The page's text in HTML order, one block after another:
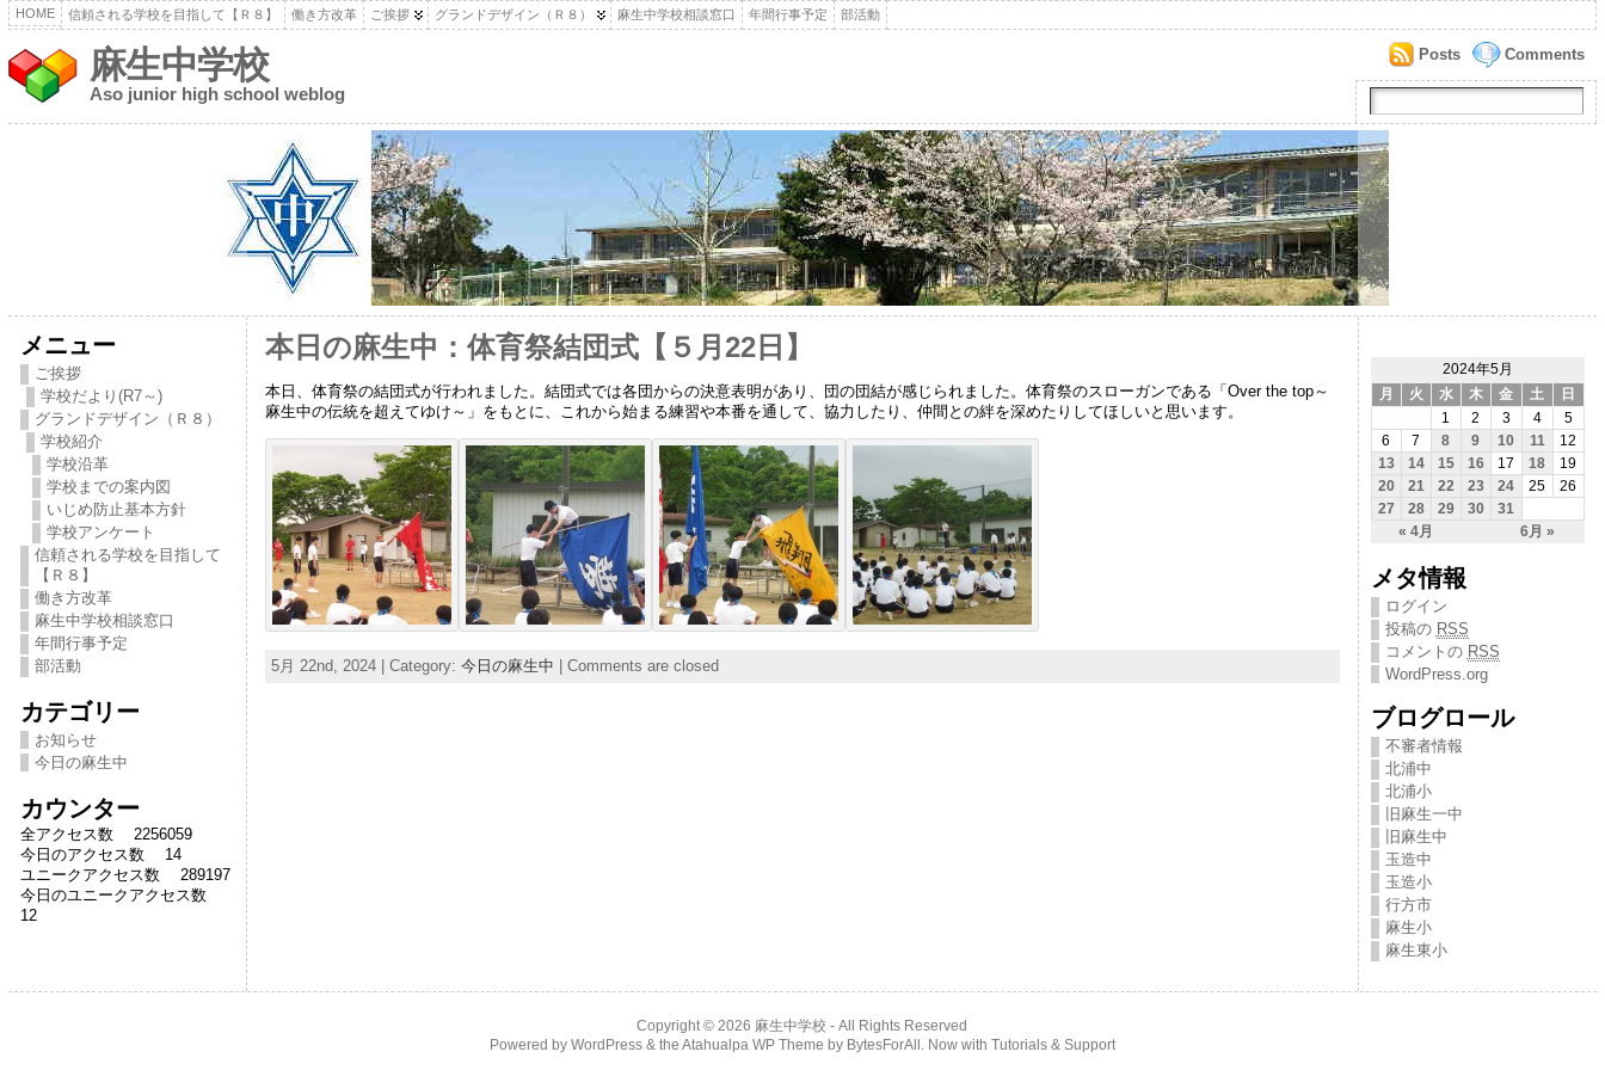
HOME 信頼される学校を目指して【Ｒ８】 働き方改革 ご挨拶 グランドデザイン（Ｒ８） 麻生中学校相談窓口 年間行事予定 部活動
麻生中学校
Aso junior high school weblog
Comments
Posts
メニュー
ご挨拶
学校だより(R7～)
グランドデザイン（Ｒ８）
学校紹介
学校沿革
学校までの案内図
いじめ防止基本方針
学校アンケート
信頼される学校を目指して
【Ｒ８】
働き方改革
麻生中学校相談窓口
年間行事予定
部活動
カテゴリー
お知らせ
今日の麻生中
カウンター
全アクセス数 2256059
今日のアクセス数 14
ユニークアクセス数 289197
今日のユニークアクセス数
12
本日の麻生中：体育祭結団式【５月22日】
本日、体育祭の結団式が行われました。結団式では各団からの決意表明があり、団の団結が感じられました。体育祭のスローガンである「Over the top～
麻生中の伝統を超えてゆけ～」をもとに、これから始まる練習や本番を通して、協力したり、仲間との絆を深めたりしてほしいと思います。
5月 22nd, 2024 | Category: 今日の麻生中 Comments are closed
2024年5月
月
火 水 木 金 土 日
« 4月 6月 »
1 2 3 4
5
6
7 8 9 10 11
12
13
14 15 16 17 18
19
20
21 22 23 24 25
26
27
28 29 30 31
メタ情報
ログイン
投稿の RSS
コメントの RSS
WordPress.org
ブログロール
不審者情報
北浦中
北浦小
旧麻生一中
旧麻生中
玉造中
玉造小
行方市
麻生小
麻生東小
Copyright © 2026 麻生中学校 - All Rights Reserved
Powered by WordPress& the Atahualpa WP Theme by BytesForAll . Now with Tutorials & Support